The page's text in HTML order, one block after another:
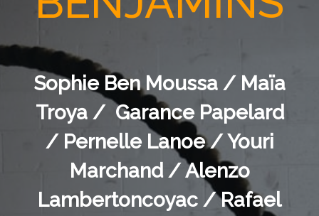
Sophie Ben Moussa / Maïa
Troya / Garance Papelard
/ Pernelle Lanoe / Youri
Marchand / Alenzo
Lambertoncoyac / Rafael